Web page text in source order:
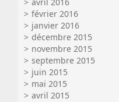
avril 2016
février 2016
janvier 2016
décembre 2015
novembre 2015
septembre 2015
juin 2015
mai 2015
avril 2015